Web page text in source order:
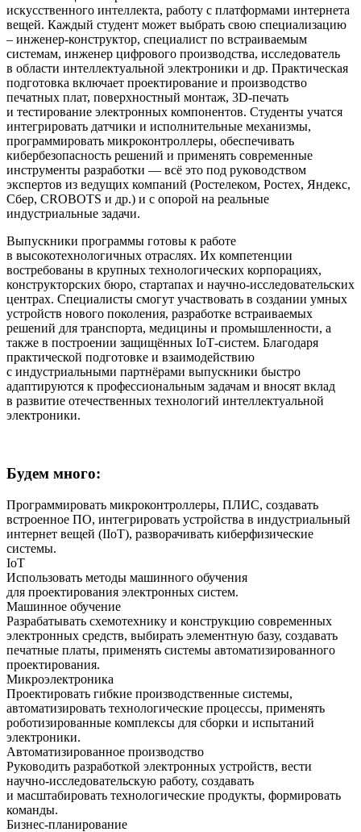
искусственного интеллекта, работу с платформами интернета
вещей. Каждый студент может выбрать свою специализацию
– инженер-конструктор, специалист по встраиваемым
системам, инженер цифрового производства, исследователь
в области интеллектуальной электроники и др. Практическая
подготовка включает проектирование и производство
печатных плат, поверхностный монтаж, 3D‑печать
и тестирование электронных компонентов. Студенты учатся
интегрировать датчики и исполнительные механизмы,
программировать микроконтроллеры, обеспечивать
кибербезопасность решений и применять современные
инструменты разработки — всё это под руководством
экспертов из ведущих компаний (Ростелеком, Ростех, Яндекс,
Сбер, CROBOTS и др.) и с опорой на реальные
индустриальные задачи.
Выпускники программы готовы к работе
в высокотехнологичных отраслях. Их компетенции
востребованы в крупных технологических корпорациях,
конструкторских бюро, стартапах и научно‑исследовательских
центрах. Специалисты смогут участвовать в создании умных
устройств нового поколения, разработке встраиваемых
решений для транспорта, медицины и промышленности, а
также в построении защищённых IoT‑систем. Благодаря
практической подготовке и взаимодействию
с индустриальными партнёрами выпускники быстро
адаптируются к профессиональным задачам и вносят вклад
в развитие отечественных технологий интеллектуальной
электроники.
Будем много:
Программировать микроконтроллеры, ПЛИС, создавать
встроенное ПО, интегрировать устройства в индустриальный
интернет вещей (IIoT), разворачивать киберфизические
системы.
IoT
Использовать методы машинного обучения
для проектирования электронных систем.
Машинное обучение
Разрабатывать схемотехнику и конструкцию современных
электронных средств, выбирать элементную базу, создавать
печатные платы, применять системы автоматизированного
проектирования.
Микроэлектроника
Проектировать гибкие производственные системы,
автоматизировать технологические процессы, применять
роботизированные комплексы для сборки и испытаний
электроники.
Автоматизированное производство
Руководить разработкой электронных устройств, вести
научно-исследовательскую работу, создавать
и масштабировать технологические продукты, формировать
команды.
Бизнес-планирование